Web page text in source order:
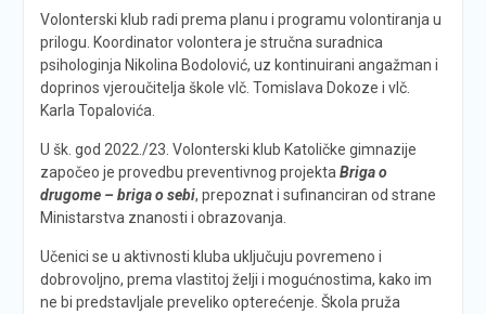
Volonterski klub radi prema planu i programu volontiranja u
prilogu. Koordinator volontera je stručna suradnica
psihologinja Nikolina Bodolović, uz kontinuirani angažman i
doprinos vjeroučitelja škole vlč. Tomislava Dokoze i vlč.
Karla Topalovića.
U šk. god 2022./23. Volonterski klub Katoličke gimnazije
započeo je provedbu preventivnog projekta Briga o
drugome – briga o sebi, prepoznat i sufinanciran od strane
Ministarstva znanosti i obrazovanja.
Učenici se u aktivnosti kluba uključuju povremeno i
dobrovoljno, prema vlastitoj želji i mogućnostima, kako im
ne bi predstavljale preveliko opterećenje. Škola pruža